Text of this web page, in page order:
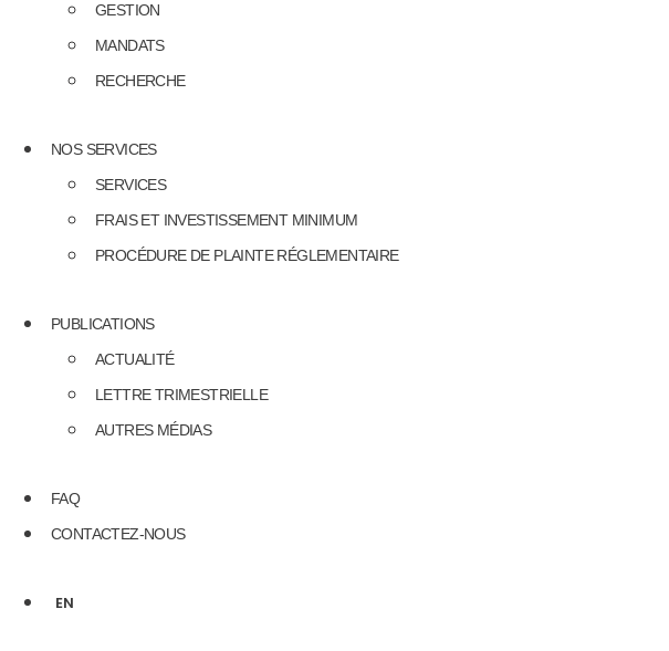
GESTION
MANDATS
RECHERCHE
NOS SERVICES
SERVICES
FRAIS ET INVESTISSEMENT MINIMUM
PROCÉDURE DE PLAINTE RÉGLEMENTAIRE
PUBLICATIONS
ACTUALITÉ
LETTRE TRIMESTRIELLE
AUTRES MÉDIAS
FAQ
CONTACTEZ-NOUS
EN